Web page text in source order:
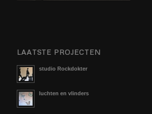
LAATSTE PROJECTEN
studio Rockdokter
luchten en vlinders